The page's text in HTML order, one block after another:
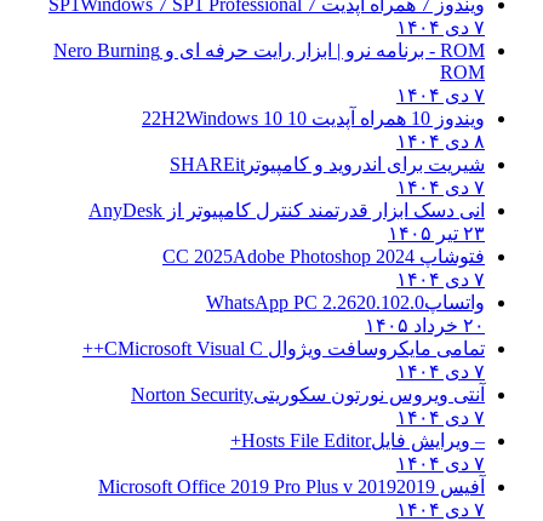
۷ دی ۱۴۰۴
ROM - برنامه نرو | ابزار رایت حرفه ای و
Nero Burning
ROM
۷ دی ۱۴۰۴
ویندوز 10 همراه آپدیت 10 22H2
Windows 10
۸ دی ۱۴۰۴
شیریت برای اندروید و کامپیوتر SHAREit
۷ دی ۱۴۰۴
انی دسک ابزار قدرتمند کنترل کامپیوتر از AnyDesk
۲۳ تیر ۱۴۰۵
فتوشاپ CC 2025 Adobe Photoshop 2024
۷ دی ۱۴۰۴
واتساپWhatsApp PC 2.2620.102.0
۲۰ خرداد ۱۴۰۵
تمامی مایکروسافت ویژوال C Microsoft Visual C++
۷ دی ۱۴۰۴
آنتی ویروس نورتون سکوریتیNorton Security
۷ دی ۱۴۰۴
– ویرایش فایلHosts File Editor+
۷ دی ۱۴۰۴
آفیس 2019 2019 Microsoft Office 2019 Pro Plus v
۷ دی ۱۴۰۴